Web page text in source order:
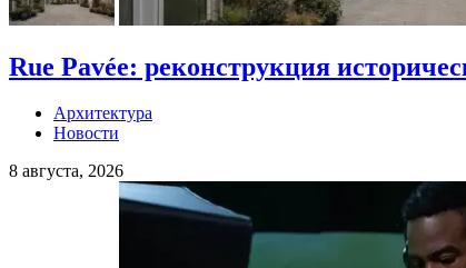
Rue Pavée: реконструкция
Архитектура
Новости
8 августа, 2026